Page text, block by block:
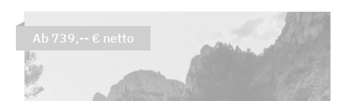
Ab 739,-- € netto